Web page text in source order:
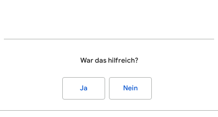
War das hilfreich?
Ja Nein